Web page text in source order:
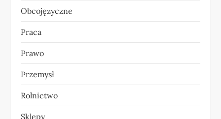
Obcojęzyczne
Praca
Prawo
Przemysł
Rolnictwo
Sklepy